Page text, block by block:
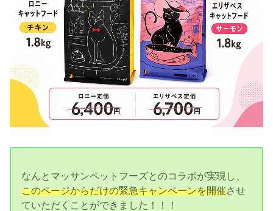
なんとマッサンペットフーズとのコラボが実現し、
このページからだけの緊急キャンペーンを開催させ
ていただくことができました！！！